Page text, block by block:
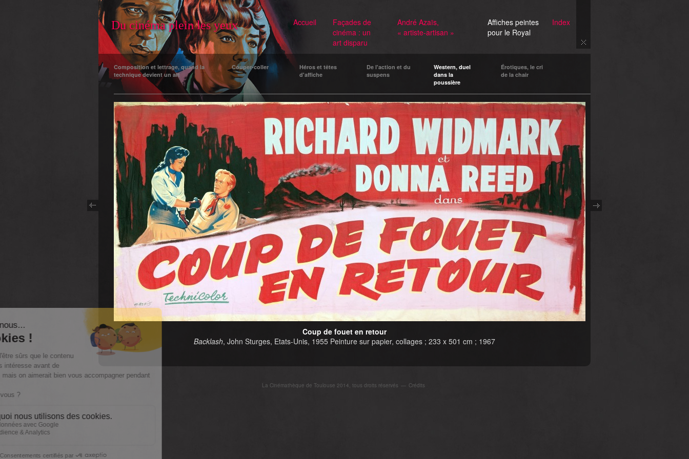
Du cinéma plein les yeux Accueil
Façades de
cinéma : un
art disparu
André Azaïs,
« artiste-artisan »
Affiches peintes
pour le Royal
Index
Composition et lettrage, quand la
technique devient un art
Couper-coller
Héros et têtes
d'affiche
De l'action et du
suspens
Western, duel
dans la
poussière
Érotiques, le cri
de la chair
Coup de fouet en retour
Backlash, John Sturges, Etats-Unis, 1955 Peinture sur papier, collages ; 233 x 501 cm ; 1967
La Cinémathèque de Toulouse 2014, tous droits réservés — Crédits